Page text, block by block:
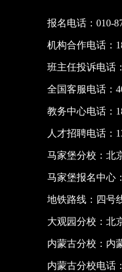
报名电话：010-
机构合作电话：
班主任投诉电话
全国客服电话：
教务中心电话：
人才招聘电话：
马家堡分校：北
马家堡报名中心
地铁路线：四号
大观园分校：北
内蒙古分校：内
内蒙古分校电话